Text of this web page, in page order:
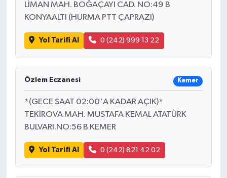
LİMAN MAH. BOĞAÇAYI CAD. NO:49 B
KONYAALTI (HURMA PTT ÇAPRAZI)
Yol Tarifi Al 0 (242) 999 13 22
Özlem Eczanesi Kemer
*(GECE SAAT 02:00'A KADAR AÇIK)*
TEKİROVA MAH. MUSTAFA KEMAL ATATÜRK
BULVARI.NO:56 B KEMER
Yol Tarifi Al 0 (242) 821 42 02